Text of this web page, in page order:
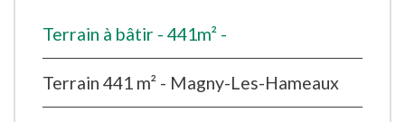
Terrain à bâtir - 441m² -
Terrain 441 m² - Magny-Les-Hameaux